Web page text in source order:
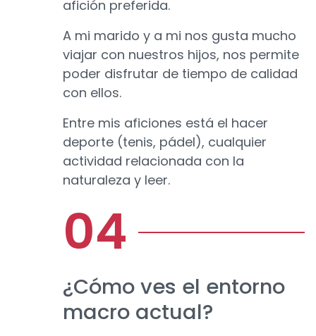
afición preferida.
A mi marido y a mi nos gusta mucho
viajar con nuestros hijos, nos permite
poder disfrutar de tiempo de calidad
con ellos.
Entre mis aficiones está el hacer
deporte (tenis, pádel), cualquier
actividad relacionada con la
naturaleza y leer.
¿Cómo ves el entorno
macro actual?